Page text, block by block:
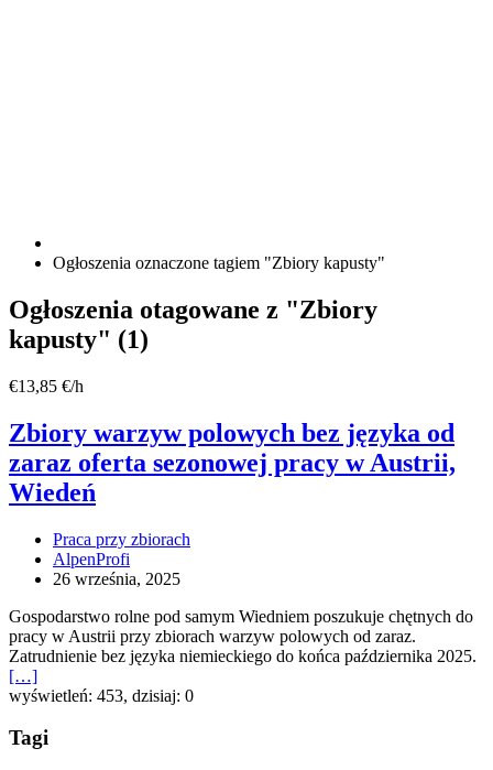
Ogłoszenia oznaczone tagiem "Zbiory kapusty"
Kanał
RSS
dla
ogłoszenia
kapusty
Ogłoszenia otagowane z "Zbiory
kapusty" (1)
Zbiory
polowych
bez
języka
od
zaraz
sezonowej
pracy
Wiedeń
€13,85 €/h
Zbiory warzyw polowych bez języka od
zaraz oferta sezonowej pracy w Austrii,
Wiedeń
Praca przy zbiorach
AlpenProfi
26 września, 2025
Gospodarstwo rolne pod samym Wiedniem poszukuje chętnych do
pracy w Austrii przy zbiorach warzyw polowych od zaraz.
Zatrudnienie bez języka niemieckiego do końca października 2025.
[…]
wyświetleń: 453, dzisiaj: 0
Tagi